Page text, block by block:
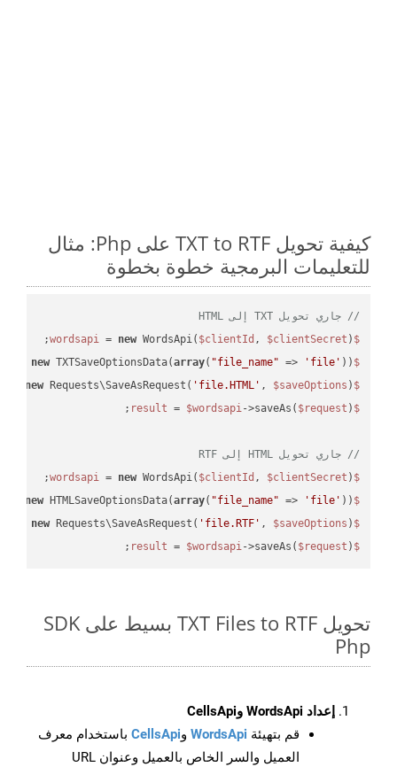
كيفية تحويل TXT to RTF على Php: مثال
للتعليمات البرمجية خطوة بخطوة
// جاري تحويل TXT إلى HTML
$wordsapi
= new WordsApi( $clientId , $clientSecret );
$saveOptions
new TXTSaveOptionsData(array( "file_name" => 'file' ));
$request
new Requests\SaveAsRequest( 'file.HTML' , $saveOptions );
$result
= $wordsapi->saveAs( $request
// جاري تحويل HTML إلى RTF
$wordsapi
= new WordsApi( $clientId , $clientSecret );
$saveOptions
new HTMLSaveOptionsData(array( "file_name" => 'file' ));
$request
new Requests\SaveAsRequest( 'file.RTF' , $saveOptions );
$result
= $wordsapi->saveAs( $request );
تحويل TXT Files to RTF بسيط على SDK
Php
إعداد WordsApi وCellsApi
قم بتهيئة WordsApi وCellsApi باستخدام معرف
العميل والسر الخاص بالعميل وعنوان URL